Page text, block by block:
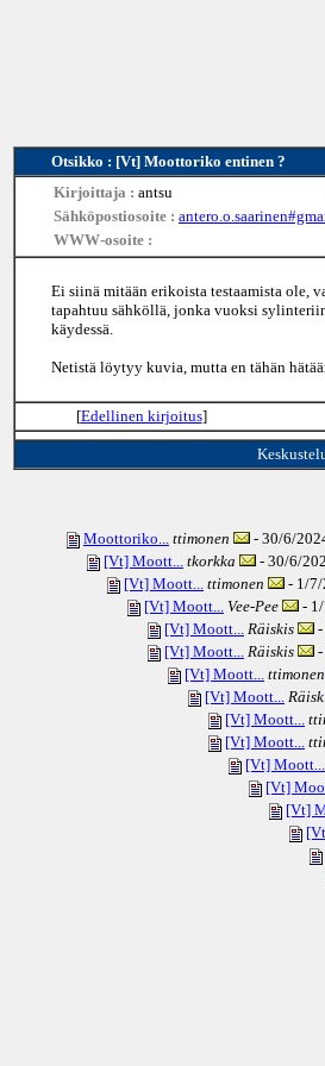
Otsikko : [Vt] Moottoriko entinen ?
Kirjoittaja : antsu
Sähköpostiosoite :
WWW-osoite :
Ei siinä mitään erikoista testaamista ole,
tapahtuu sähköllä, jonka vuoksi
käydessä.
Netistä löytyy kuvia, mutta en tähän
[Edellinen kirjoitus]
Moottoriko... ttimonen - 30/6/
[Vt] Moott... tkorkka - 30/6/
[Vt] Moott... ttimonen - 1/
[Vt] Moott... Vee-Pee -
[Vt] Moott... Räiskis
[Vt] Moott... Räiskis
[Vt] Moott... ttimonen
[Vt] Moott...
[Vt] Moott...
[Vt] Moott...
[Vt] Moott...
[Vt]
[Vt]